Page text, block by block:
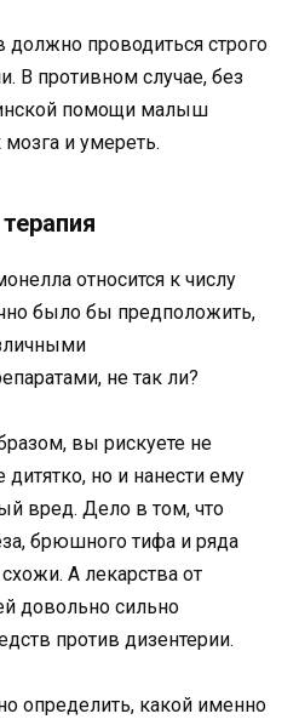
должно проводиться строго
В противном случае, без
помощи малыш
мозга и умереть.
относится к числу
было бы предположить,
не так ли?
вы рискуете не
дитятко, но и нанести ему
вред. Дело в том, что
брюшного тифа и ряда
А лекарства от
довольно сильно
против дизентерии.
определить, какой именно